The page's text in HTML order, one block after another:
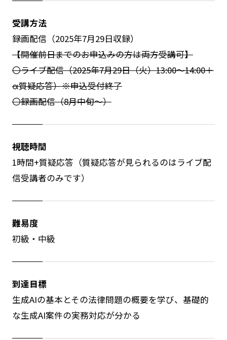
受講方法
録画配信（2025年7月29日収録）
【開催前日までのお申込みの方は両方受講可】
〇ライブ配信（2025年7月29日（火）13:00～14:00＋
α質疑応答）※申込受付終了
〇録画配信（8月中旬～）
視聴時間
1時間+質疑応答（質疑応答が見られるのはライブ配
信受講者のみです）
難易度
初級・中級
到達目標
生成AIの基本とその法律問題の概要を学び、基礎的
な生成AI案件の実務対応が分かる